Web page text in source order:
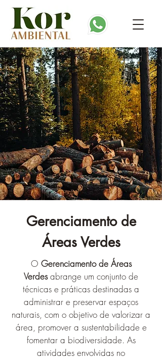
Gerenciamento de
Áreas Verdes
O Gerenciamento de Áreas
Verdesabrange um conjunto de
técnicas e práticas destinadas a
administrar e preservar espaços
naturais, com o objetivo de valorizar a
área, promover a sustentabilidade e
fomentar a biodiversidade. As
atividades envolvidas no